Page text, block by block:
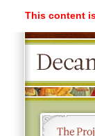
This content